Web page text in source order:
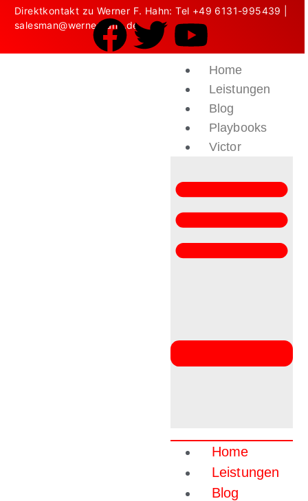
Direktkontakt zu Werner F. Hahn: Tel +49 6131-995439
salesman@wernerhahn.de
Home
Leistungen
Blog
Playbooks
Victor
Home
Leistungen
Blog